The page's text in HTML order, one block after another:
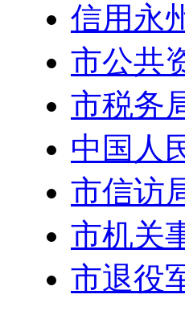
信用永
市公共
市税务
中国人
市信访
市机关
市退役